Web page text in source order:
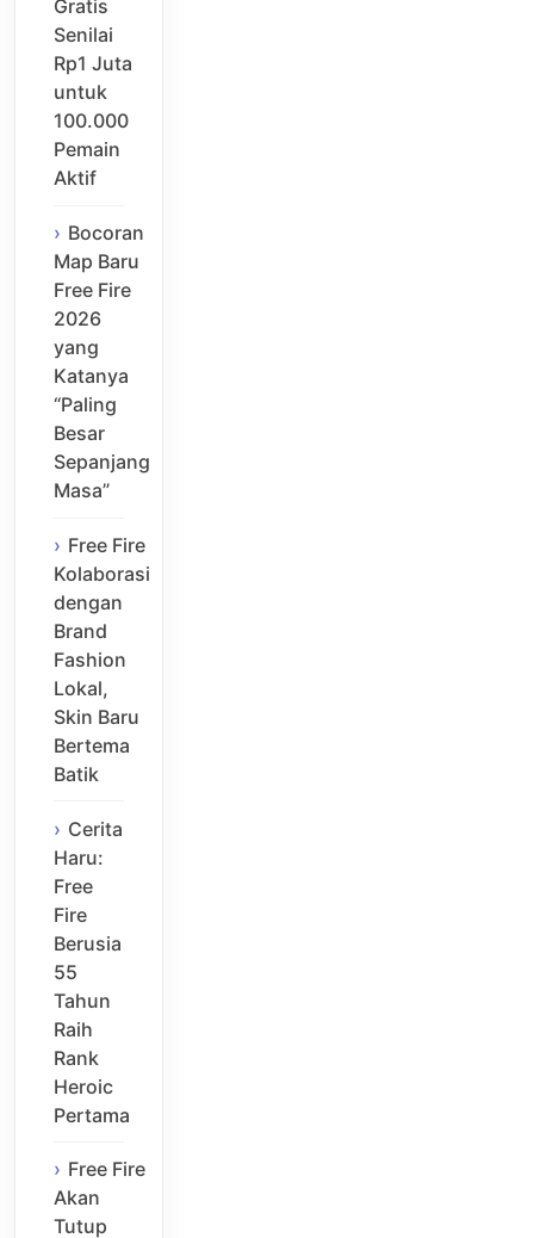
Gratis
Senilai
Rp1 Juta
untuk
100.000
Pemain
Aktif
Bocoran
Map Baru
Free Fire
2026
yang
Katanya
“Paling
Besar
Sepanjang
Masa”
Free Fire
Kolaborasi
dengan
Brand
Fashion
Lokal,
Skin Baru
Bertema
Batik
Cerita
Haru:
Free
Fire
Berusia
55
Tahun
Raih
Rank
Heroic
Pertama
Free Fire
Akan
Tutup